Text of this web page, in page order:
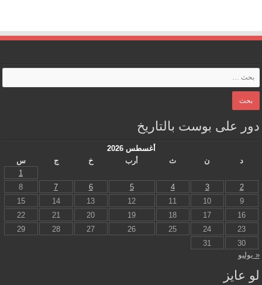
دور على بوست بالتاريخ
أغسطس 2026
د
ن ث أرب خ ج
س
1
2
3
4
5
6
7
8
9
10
11
12
13
14
15
16
17
18
19
20
21
22
23
24
25
26
27
28
29
30
31
« يوليو
لو عايز